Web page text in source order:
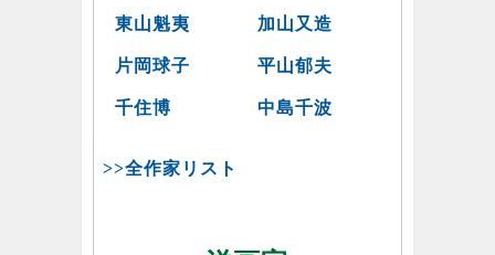
東山魁夷 加山又造
片岡球子 平山郁夫
千住博 中島千波
>>全作家リスト